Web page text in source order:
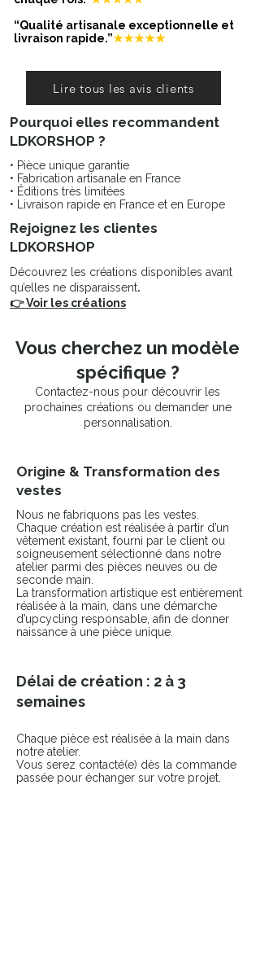
choisis très attentivement afin d’offrir
un produit qualitatif, pour une
ensuite sensorielle.
On ne peut qu’admirer ce travail
d’exception fait par des hommes.
Chez NAHUA les hommes brodent
et les femmes assemblent les bijoux.
inversion des genres qui est normale
dans cette société de l’Asie du Sud.
“Qualité artisanale exceptionnelle et
livraison rapide.”★★★★★
Lire tous les avis clients
Pourquoi elles recommandent
LDKORSHOP ?
• Pièce unique garantie
• Fabrication artisanale en France
• Éditions très limitées
• Livraison rapide en France et en Europe
Rejoignez les clientes
LDKORSHOP
Découvrez les créations disponibles avant
qu’elles ne disparaissent.
👉 Voir les créations
Vous cherchez un modèle
spécifique ?
Contactez-nous pour découvrir les
prochaines créations ou demander une
personnalisation.
Origine & Transformation des
vestes
Nous ne fabriquons pas les vestes.
Chaque création est réalisée à partir d’un
vêtement existant, fourni par le client ou
soigneusement sélectionné dans notre
atelier parmi des pièces neuves ou de
seconde main.
La transformation artistique est entièrement
réalisée à la main, dans une démarche
d’upcycling responsable, afin de donner
naissance à une pièce unique.
Délai de création : 2 à 3
semaines
Chaque pièce est réalisée à la main dans
notre atelier.
Vous serez contacté(e) dès la commande
passée pour échanger sur votre projet.